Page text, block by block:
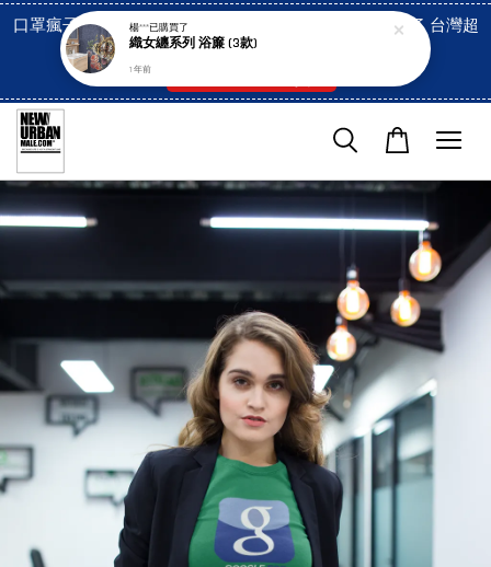
口罩瘋子官網, 放心訂購! 香港澳門信用卡付費已經開啓了 台灣超
市貨到付款也是!
楊***已購買了
織女纏系列 浴簾 (3款)
1 年前